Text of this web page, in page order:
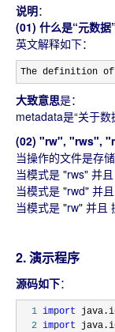
说明：
(01) 什么是“元数据
英文解释如下：
The definition
大致意思是：
metadata是“关于
(02) "rw", "rws",
当操作的文件是存
当模式是 "rws" 并
当模式是 "rwd" 并
当模式是 "rw" 并且
2. 演示程序
源码如下：
  1
import
  2
import